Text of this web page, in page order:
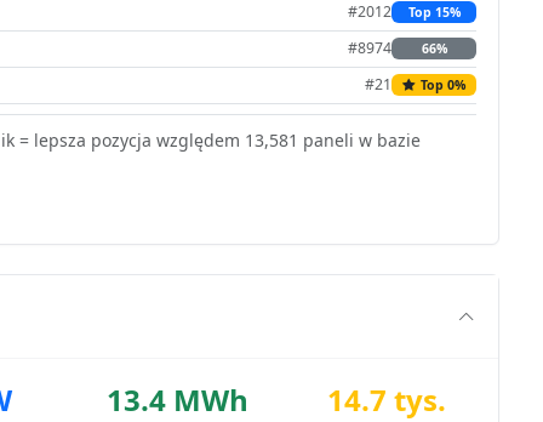
#2012 Top 15%
#8974 66%
#21 Top 0%
= lepsza pozycja względem 13,581 paneli w bazie
13.4 MWh
14.7 tys.